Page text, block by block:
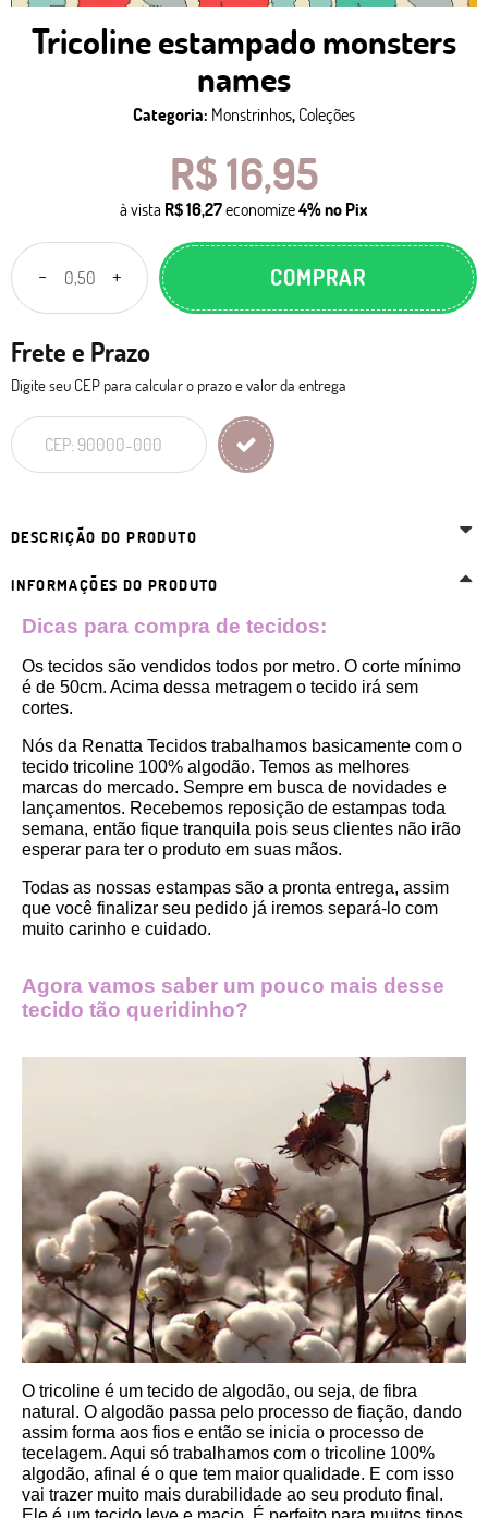
Tricoline estampado monsters
names
Categoria: Monstrinhos, Coleções
R$ 16,95
à vista R$ 16,27economize4%no Pix
COMPRAR
Frete e Prazo
Digite seu CEP para calcular o prazo e valor da entrega
DESCRIÇÃO DO PRODUTO
INFORMAÇÕES DO PRODUTO
Dicas para compra de tecidos:
Os tecidos são vendidos todos por metro. O corte mínimo
é de 50cm. Acima dessa metragem o tecido irá sem
cortes.
Nós da Renatta Tecidos trabalhamos basicamente com o
tecido tricoline 100% algodão. Temos as melhores
marcas do mercado. Sempre em busca de novidades e
lançamentos. Recebemos reposição de estampas toda
semana, então fique tranquila pois seus clientes não irão
esperar para ter o produto em suas mãos.
Todas as nossas estampas são a pronta entrega, assim
que você finalizar seu pedido já iremos separá-lo com
muito carinho e cuidado.
Agora vamos saber um pouco mais desse
tecido tão queridinho?
O tricoline é um tecido de algodão, ou seja, de fibra
natural. O algodão passa pelo processo de fiação, dando
assim forma aos fios e então se inicia o processo de
tecelagem. Aqui só trabalhamos com o tricoline 100%
algodão, afinal é o que tem maior qualidade. E com isso
vai trazer muito mais durabilidade ao seu produto final.